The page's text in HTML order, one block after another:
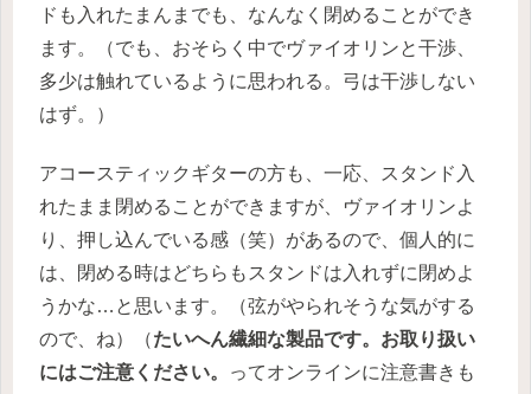
ドも入れたまんまでも、なんなく閉めることができ
ます。（でも、おそらく中でヴァイオリンと干渉、
多少は触れているように思われる。弓は干渉しない
はず。）
アコースティックギターの方も、一応、スタンド入
れたまま閉めることができますが、ヴァイオリンよ
り、押し込んでいる感（笑）があるので、個人的に
は、閉める時はどちらもスタンドは入れずに閉めよ
うかな…と思います。（弦がやられそうな気がする
ので、ね）（たいへん繊細な製品です。お取り扱い
にはご注意ください。
ってオンラインに注意書きも